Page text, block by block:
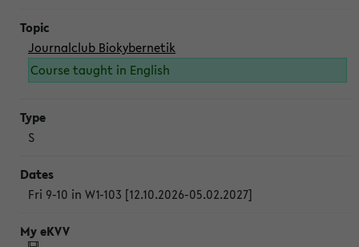
Journalclub Biokybernetik
Course taught in English
S
Fri 9-10 in W1-103 [12.10.2026-05.02.2027]